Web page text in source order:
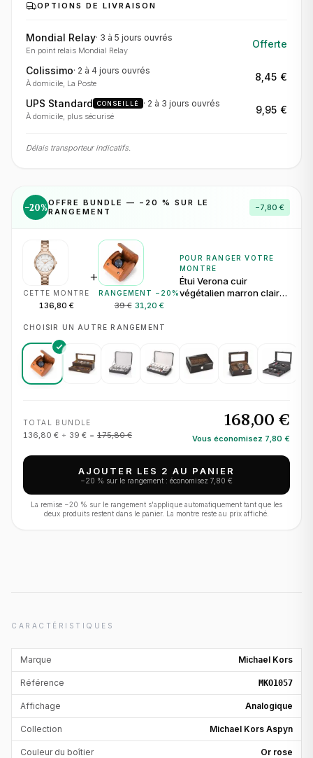
OPTIONS DE LIVRAISON
Mondial Relay· 3 à 5 jours ouvrés
En point relais Mondial Relay
Offerte
Colissimo· 2 à 4 jours ouvrés
À domicile, La Poste
8,45 €
UPS Standard CONSEILLÉ · 2 à 3 jours ouvrés
À domicile, plus sécurisé
9,95 €
Délais transporteur indicatifs.
−20%OFFRE BUNDLE — − 20 % SUR LE
RANGEMENT
−7,80 €
CETTE MONTRE
136,80 €
+
RANGEMENT − 20 %
39 € 31,20 €
POUR RANGER VOTRE
MONTRE
Étui Verona cuir
végétalien marron clair
CHOISIR UN AUTRE RANGEMENT
TOTAL BUNDLE
136,80 € + 39 € = 175,80 €
168,00 €
Vous économisez 7,80 €
AJOUTER LES 2 AU PANIER
−20 % sur le rangement : économisez 7,80 €
La remise −20 % sur le rangement s'applique automatiquement tant que les
deux produits restent dans le panier. La montre reste au prix affiché.
CARACTÉRISTIQUES
Marque Michael Kors
Référence MKO1057
Affichage Analogique
Collection Michael Kors Aspyn
Couleur du boîtier Or rose